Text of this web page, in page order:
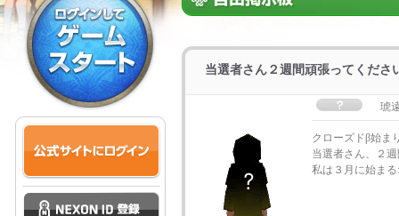
当選者さん２週間頑張ってくださ
琥
クローズドβ始ま
当選者さん、２
私は３月に始ま